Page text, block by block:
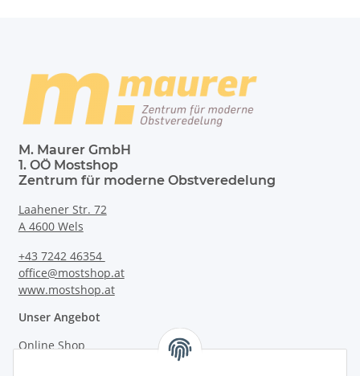
M. Maurer GmbH
1. OÖ Mostshop
Zentrum für moderne Obstveredelung
Laahener Str. 72
A 4600 Wels
+43 7242 46354
office@mostshop.at
www.mostshop.at
Unser Angebot
Online Shop